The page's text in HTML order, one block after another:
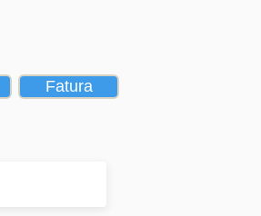
Fatura